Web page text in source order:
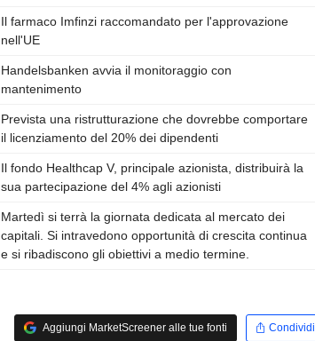
Il farmaco Imfinzi raccomandato per l'approvazione
nell'UE
Handelsbanken avvia il monitoraggio con
mantenimento
Prevista una ristrutturazione che dovrebbe comportare
il licenziamento del 20% dei dipendenti
Il fondo Healthcap V, principale azionista, distribuirà la
sua partecipazione del 4% agli azionisti
Martedì si terrà la giornata dedicata al mercato dei
capitali. Si intravedono opportunità di crescita continua
e si ribadiscono gli obiettivi a medio termine.
Aggiungi MarketScreener alle tue fonti Condividi